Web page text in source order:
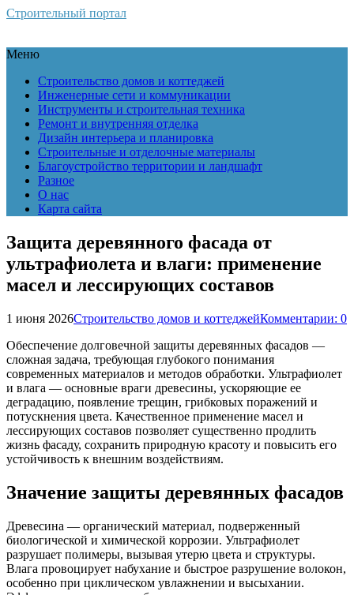
Строительный портал
Меню
Строительство домов и коттеджей
Инженерные сети и коммуникации
Инструменты и строительная техника
Ремонт и внутренняя отделка
Дизайн интерьера и планировка
Строительные и отделочные материалы
Благоустройство территории и ландшафт
Разное
О нас
Карта сайта
Защита деревянного фасада от
ультрафиолета и влаги: применение
масел и лессирующих составов
1 июня 2026Строительство домов и коттеджейКомментарии: 0
Обеспечение долговечной защиты деревянных фасадов —
сложная задача, требующая глубокого понимания
современных материалов и методов обработки. Ультрафиолет
и влага — основные враги древесины, ускоряющие ее
деградацию, появление трещин, грибковых поражений и
потускнения цвета. Качественное применение масел и
лессирующих составов позволяет существенно продлить
жизнь фасаду, сохранить природную красоту и повысить его
устойчивость к внешним воздействиям.
Значение защиты деревянных фасадов
Древесина — органический материал, подверженный
биологической и химической коррозии. Ультрафиолет
разрушает полимеры, вызывая утерю цвета и структуры.
Влага провоцирует набухание и быстрое разрушение волокон,
особенно при циклическом увлажнении и высыхании.